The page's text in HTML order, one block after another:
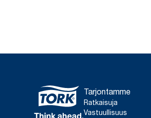
Tarjontamme
Ratkaisuja
Vastuullisuus